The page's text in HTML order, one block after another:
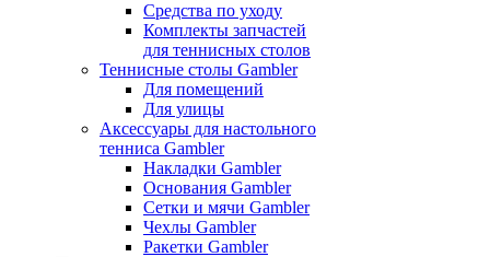
Средства по уходу
Комплекты запчастей
для теннисных столов
Теннисные столы Gambler
Для помещений
Для улицы
Аксессуары для настольного
тенниса Gambler
Накладки Gambler
Основания Gambler
Сетки и мячи Gambler
Чехлы Gambler
Ракетки Gambler